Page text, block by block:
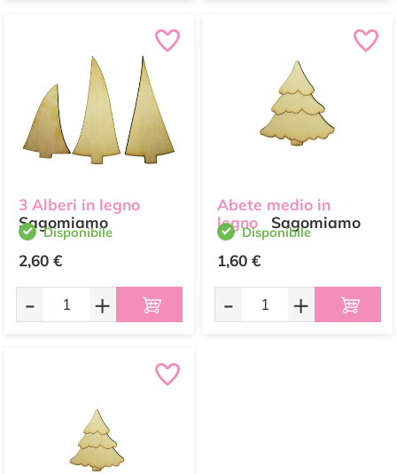
3 Alberi in legno
Sagomiamo
Disponibile
2,60 €
- +
Abete medio in
legno
Sagomiamo
Disponibile
1,60 €
- +